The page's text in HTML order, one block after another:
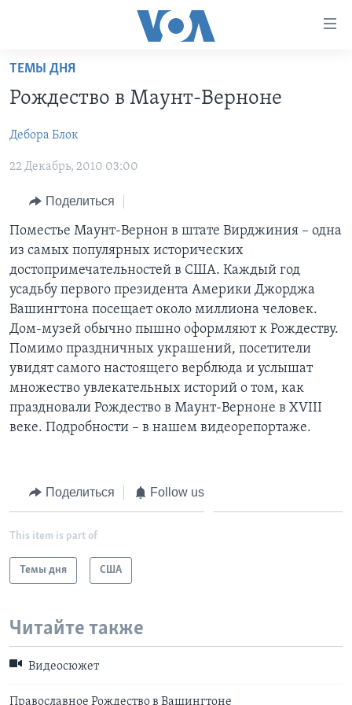
Перейти
основной
Перейти
навигации
поиск
ПРОГРАММЫ
АМЕРИКА
НОВОСТИ ЗА МИНУТУ
ИТОГИ
ПОЧЕМУ ЭТО ВАЖНО?
ДИСКУССИЯ VOA
ДЕТАЛИ
НЬЮ-ЙОРК NEW YORK
АМЕРИКА. БОЛЬШОЕ ПУТЕШЕСТВИЕ
ПРОЕКТЫ
УЧИМ АНГЛИЙСКИЙ
НАША АМЕРИКАНСКАЯ ИСТОРИЯ
А КАК В АМЕРИКЕ?
АРТЕФАКТЫ
АМЕРИКАНСКИЕ ГОРОДКИ
ТЕСТЫ
ЭКСПЕРТИЗА
ИНТЕРВЬЮ
ФАКТЫ ПРОТИВ ФЕЙКОВ
ЗА СВОБОДУ ПРЕССЫ
УЧИМ АНГЛИЙСКИЙ
ВИДЕО
ПОДПИСКА НА НОВОСТИ
СОЦИАЛЬНЫЕ СЕТИ
Языки
ТЕМЫ ДНЯ
Рождество в Маунт-Верноне
Дебора Блок
22 Декабрь, 2010 03:00
Поделиться
Поместье Маунт-Вернон в штате Вирджиния – одна
из самых популярных исторических
достопримечательностей в США. Каждый год
усадьбу первого президента Америки Джорджа
Вашингтона посещает около миллиона человек.
Дом-музей обычно пышно оформляют к Рождеству.
Помимо праздничных украшений, посетители
увидят самого настоящего верблюда и услышат
множество увлекательных историй о том, как
праздновали Рождество в Маунт-Верноне в XVIII
веке. Подробности – в нашем видеорепортаже.
Поделиться Follow us
This item is part of
Темы дня США
Читайте также
Видеосюжет
Православное Рождество в Вашингтоне